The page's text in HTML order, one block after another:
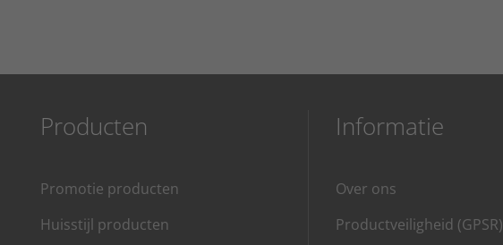
Producten
Promotie producten
Huisstijl producten
Informatie
Over ons
Productveiligheid (GPSR)